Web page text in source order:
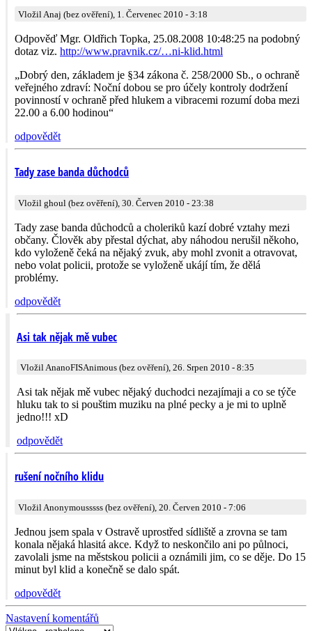
Vložil Anaj (bez ověření), 1. Červenec 2010 - 3:18
Odpověď Mgr. Oldřich Topka, 25.08.2008 10:48:25 na podobný
dotaz viz. http://www.pravnik.cz/…ni-klid.html
„Dobrý den, základem je §34 zákona č. 258/2000 Sb., o ochraně
veřejného zdraví: Noční dobou se pro účely kontroly dodržení
povinností v ochraně před hlukem a vibracemi rozumí doba mezi
22.00 a 6.00 hodinou“
odpovědět
Tady zase banda důchodců
Vložil ghoul (bez ověření), 30. Červen 2010 - 23:38
Tady zase banda důchodců a choleriků kazí dobré vztahy mezi
občany. Člověk aby přestal dýchat, aby náhodou nerušil někoho,
kdo vyloženě čeká na nějaký zvuk, aby mohl zvonit a otravovat,
nebo volat policii, protože se vyloženě ukájí tím, že dělá
problémy.
odpovědět
Asi tak nějak mě vubec
Vložil AnanoFISAnimous (bez ověření), 26. Srpen 2010 - 8:35
Asi tak nějak mě vubec nějaký duchodci nezajímaji a co se týče
hluku tak to si pouštim muziku na plné pecky a je mi to uplně
jedno!!! xD
odpovědět
rušení nočního klidu
Vložil Anonymousssss (bez ověření), 20. Červen 2010 - 7:06
Jednou jsem spala v Ostravě uprostřed sídliště a zrovna se tam
konala nějaká hlasitá akce. Když to neskončilo ani po půlnoci,
zavolali jsme na městskou policii a oznámili jim, co se děje. Do 15
minut byl klid a konečně se dalo spát.
odpovědět
Nastavení komentářů